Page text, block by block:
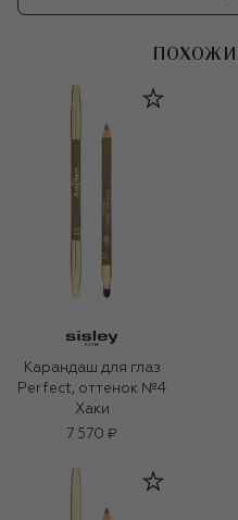
Карандаш для глаз
Perfect, оттенок №4
Хаки
7 570 ₽